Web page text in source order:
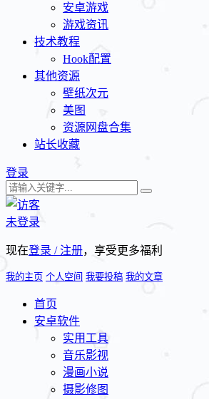
安卓游戏
游戏资讯
技术教程
Hook配置
其他资源
壁纸次元
美图
资源网盘合集
站长收藏
登录
未登录
现在登录 / 注册，享受更多福利
我的主页 个人空间 我要投稿 我的文章
首页
安卓软件
实用工具
音乐影视
漫画小说
摄影修图